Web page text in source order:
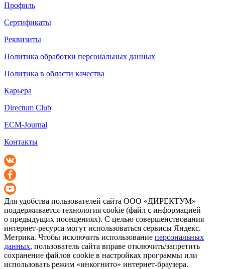
Профиль
Сертификаты
Реквизиты
Политика обработки персональных данных
Политика в области качества
Карьера
Directum Club
ECM-Journal
Контакты
Для удобства пользователей сайта ООО «ДИРЕКТУМ»
поддерживается технология cookie (файл с информацией
о предыдущих посещениях). С целью совершенствования
интернет-ресурса могут использоваться сервисы Яндекс.
Метрика. Чтобы исключить использование персональных
данных, пользователь сайта вправе отключить/запретить
сохранение файлов cookie в настройках программы или
использовать режим «инкогнито» интернет-браузера.